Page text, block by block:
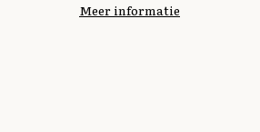
Meer informatie